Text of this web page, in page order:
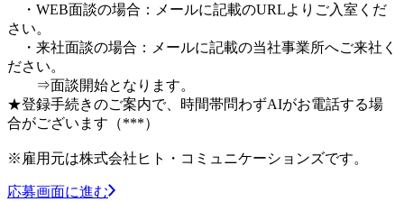
・WEB面談の場合：メールに記載のURLよりご入室くだ
さい。
・来社面談の場合：メールに記載の当社事業所へご来社く
ださい。
⇒面談開始となります。
★登録手続きのご案内で、時間帯問わずAIがお電話する場
合がございます（***）
※雇用元は株式会社ヒト・コミュニケーションズです。
応募画面に進む